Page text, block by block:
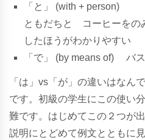
「 と」 (with + person)
と もだち と コ ー ヒ ーをの
したほうがわかりやすい
「 で」 (by means of) バス
「は」vs「が」の違いはなん
です。初級の学生にこの使い
難です。はじめてこの２つが
説明にとどめて例文とともに